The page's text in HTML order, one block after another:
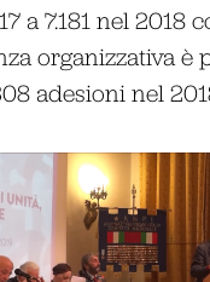
a 7.181 nel 2018
organizzativa è
adesioni nel